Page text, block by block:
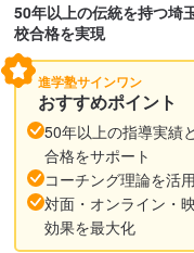
50年以上の伝統を持つ埼
校合格を実現
進学塾サインワン
おすすめポイント
50年以上の指導実績
合格をサポート
コーチング理論を活
対面・オンライン・
効果を最大化